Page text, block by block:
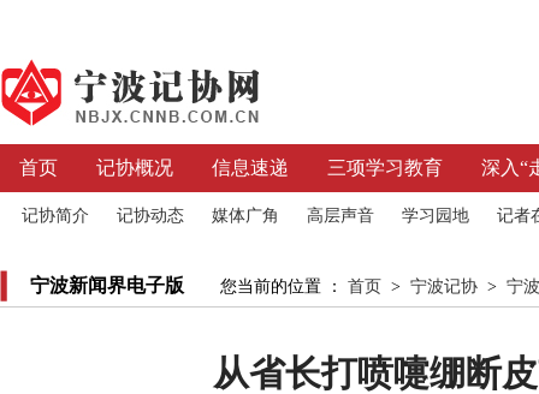
首页 记协概况 信息速递 三项学习教育 深入“
记协简介 记协动态 媒体广角 高层声音 学习园地 记者
宁波新闻界电子版 您当前的位置 ： 首页 > 宁波记协 > 宁
从省长打喷嚏绷断